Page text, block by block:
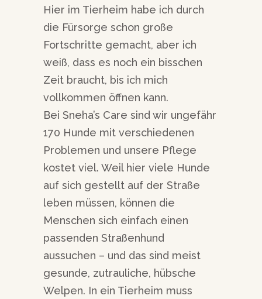
Hier im Tierheim habe ich durch
die Fürsorge schon große
Fortschritte gemacht, aber ich
weiß, dass es noch ein bisschen
Zeit braucht, bis ich mich
vollkommen öffnen kann.
Bei Sneha’s Care sind wir ungefähr
170 Hunde mit verschiedenen
Problemen und unsere Pflege
kostet viel. Weil hier viele Hunde
auf sich gestellt auf der Straße
leben müssen, können die
Menschen sich einfach einen
passenden Straßenhund
aussuchen – und das sind meist
gesunde, zutrauliche, hübsche
Welpen. In ein Tierheim muss